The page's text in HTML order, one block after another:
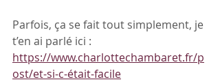
Parfois, ça se fait tout simplement, je
t’en ai parlé ici :
https://www.charlottechambaret.fr/p
ost/et-si-c-était-facile